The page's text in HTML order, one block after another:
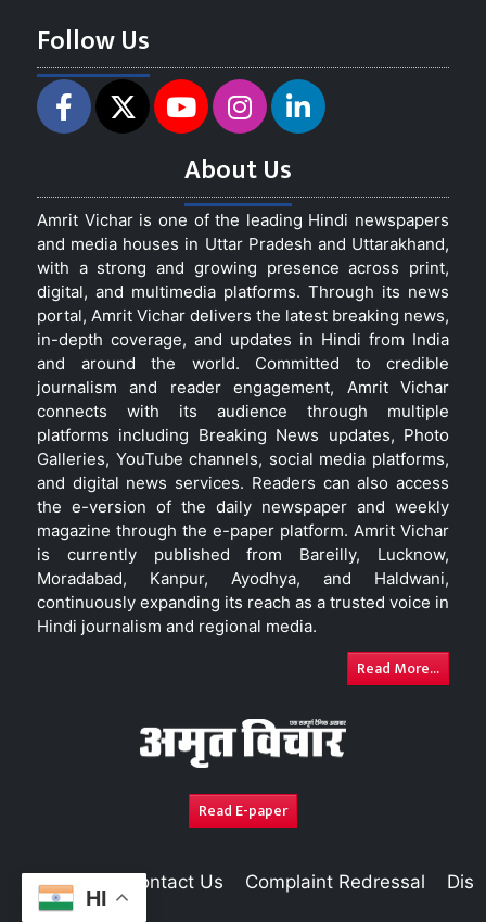
HI
Follow Us
About Us
Amrit Vichar is one of the leading Hindi newspapers
and media houses in Uttar Pradesh and Uttarakhand,
with a strong and growing presence across print,
digital, and multimedia platforms. Through its news
portal, Amrit Vichar delivers the latest breaking news,
in-depth coverage, and updates in Hindi from India
and around the world. Committed to credible
journalism and reader engagement, Amrit Vichar
connects with its audience through multiple
platforms including Breaking News updates, Photo
Galleries, YouTube channels, social media platforms,
and digital news services. Readers can also access
the e-version of the daily newspaper and weekly
magazine through the e-paper platform. Amrit Vichar
is currently published from Bareilly, Lucknow,
Moradabad, Kanpur, Ayodhya, and Haldwani,
continuously expanding its reach as a trusted voice in
Hindi journalism and regional media.
Read More...
Read E-paper
About Us Contact Us Complaint Redressal